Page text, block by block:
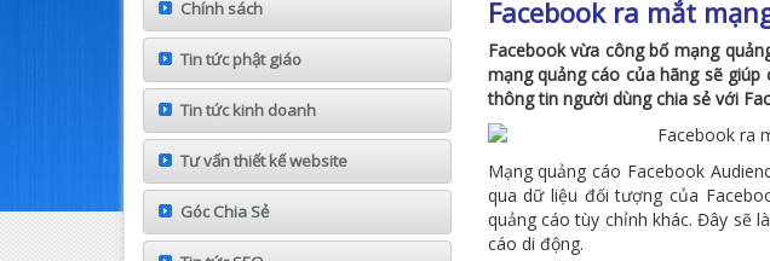
Chính sách
Tin tức phật giáo
Tin tức kinh doanh
Tư vấn thiết kế website
Góc Chia Sẻ
Facebook ra mắt
Facebook vừa công bố mạng
mạng quảng cáo của hãng sẽ
thông tin người dùng chia sẻ với
Mạng quảng cáo Facebook
qua dữ liệu đối tượng của
quảng cáo tùy chỉnh khác. Đây sẽ
cáo di động.